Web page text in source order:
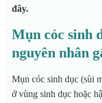
đây.
Mụn cóc sinh
nguyên nhân
Mụn cóc sinh dục (sùi
ở vùng sinh dục hoặc